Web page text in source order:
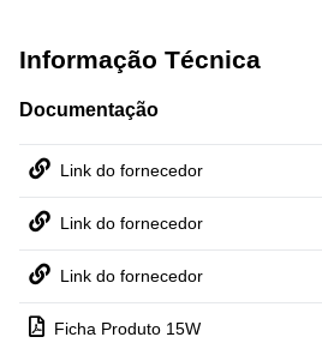
Informação Técnica
Documentação
Link do fornecedor
Link do fornecedor
Link do fornecedor
Ficha Produto 15W